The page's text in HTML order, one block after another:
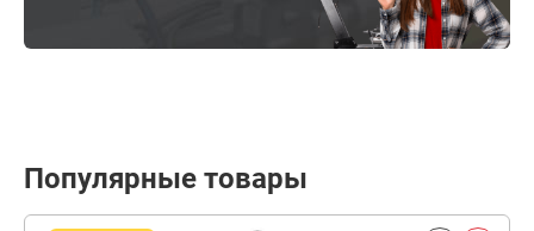
Популярные товары